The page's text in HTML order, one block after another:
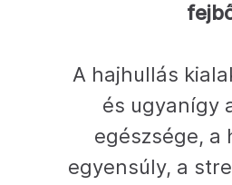
A hajhullás
és ugyanígy
egészsége, a
egyensúly, a